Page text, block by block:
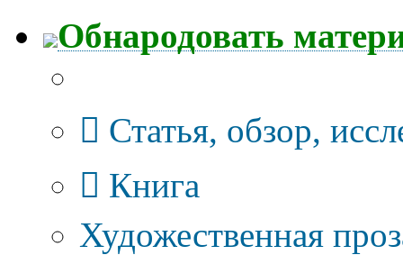
Обнародовать
Статья, обзор,
Книга
Художественная